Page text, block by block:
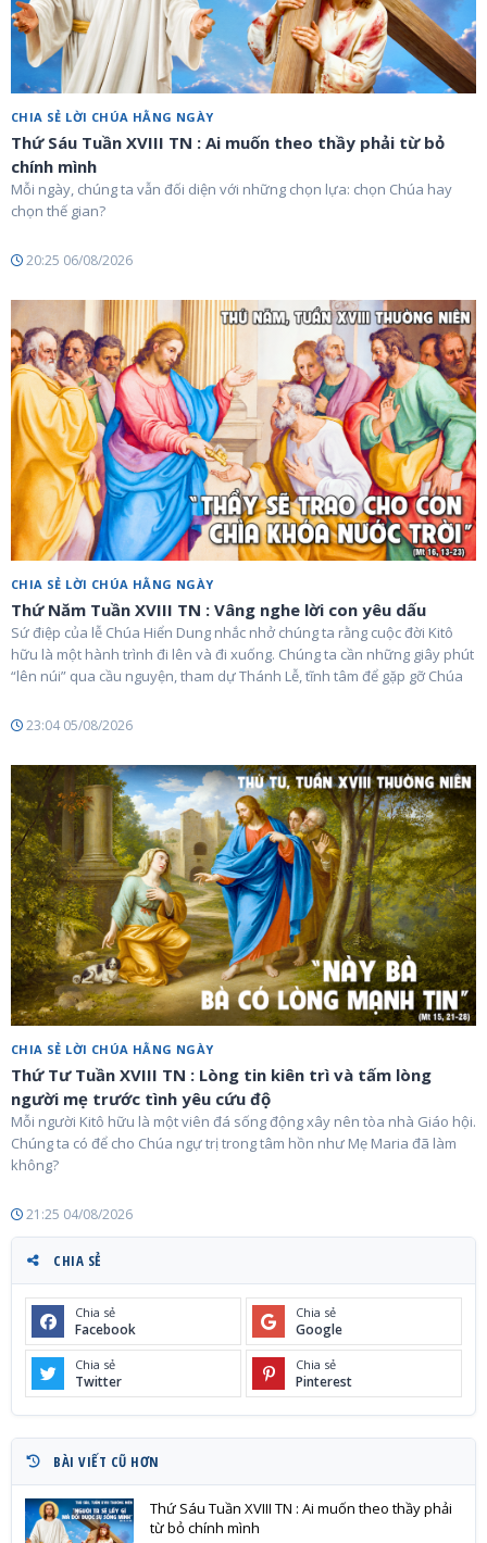
CHIA SẺ LỜI CHÚA HẰNG NGÀY
Thứ Sáu Tuần XVIII TN : Ai muốn theo thầy phải từ bỏ
chính mình
Mỗi ngày, chúng ta vẫn đối diện với những chọn lựa: chọn Chúa hay
chọn thế gian?
20:25 06/08/2026
CHIA SẺ LỜI CHÚA HẰNG NGÀY
Thứ Năm Tuần XVIII TN : Vâng nghe lời con yêu dấu
Sứ điệp của lễ Chúa Hiển Dung nhắc nhở chúng ta rằng cuộc đời Kitô
hữu là một hành trình đi lên và đi xuống. Chúng ta cần những giây phút
“lên núi” qua cầu nguyện, tham dự Thánh Lễ, tĩnh tâm để gặp gỡ Chúa
23:04 05/08/2026
CHIA SẺ LỜI CHÚA HẰNG NGÀY
Thứ Tư Tuần XVIII TN : Lòng tin kiên trì và tấm lòng
người mẹ trước tình yêu cứu độ
Mỗi người Kitô hữu là một viên đá sống động xây nên tòa nhà Giáo hội.
Chúng ta có để cho Chúa ngự trị trong tâm hồn như Mẹ Maria đã làm
không?
21:25 04/08/2026
CHIA SẺ
Chia sẻ
Facebook
Chia sẻ
Google
Chia sẻ
Twitter
Chia sẻ
Pinterest
BÀI VIẾT CŨ HƠN
Thứ Sáu Tuần XVIII TN : Ai muốn theo thầy phải
từ bỏ chính mình